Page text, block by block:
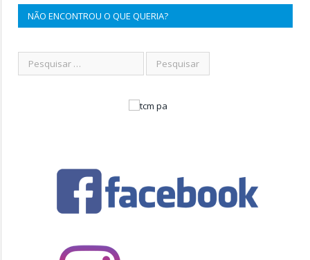
NÃO ENCONTROU O QUE QUERIA?